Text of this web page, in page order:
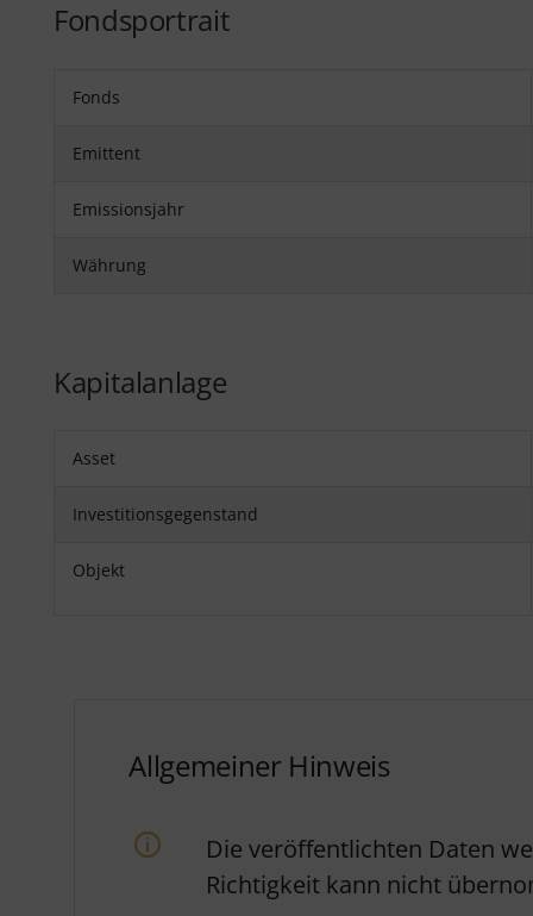
Fondsportrait
Fonds
Emittent
Emissionsjahr
Währung
Kapitalanlage
Asset
Investitionsgegenstand
Objekt
Allgemeiner Hinweis
Die veröffentlichten Daten
Richtigkeit kann nicht